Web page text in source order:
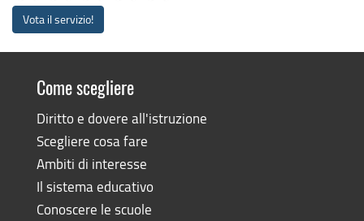
Vota il servizio!
Come scegliere
Diritto e dovere all'istruzione
Scegliere cosa fare
Ambiti di interesse
Il sistema educativo
Conoscere le scuole